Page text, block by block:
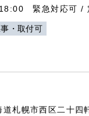
緊急対応可 /
・取付可
札幌市西区二十